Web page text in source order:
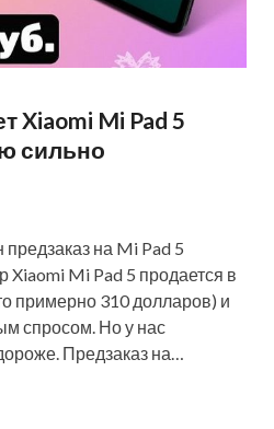
Xiaomi Mi Pad 5
сильно
на Mi Pad 5
Mi Pad 5 продается в
примерно 310 долларов) и
спросом. Но у нас
Предзаказ на…